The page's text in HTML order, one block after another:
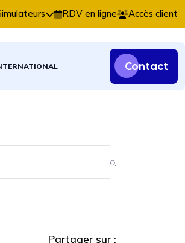
et patrimoniales.
RDV en ligne Accès client
Contact
Partager sur :